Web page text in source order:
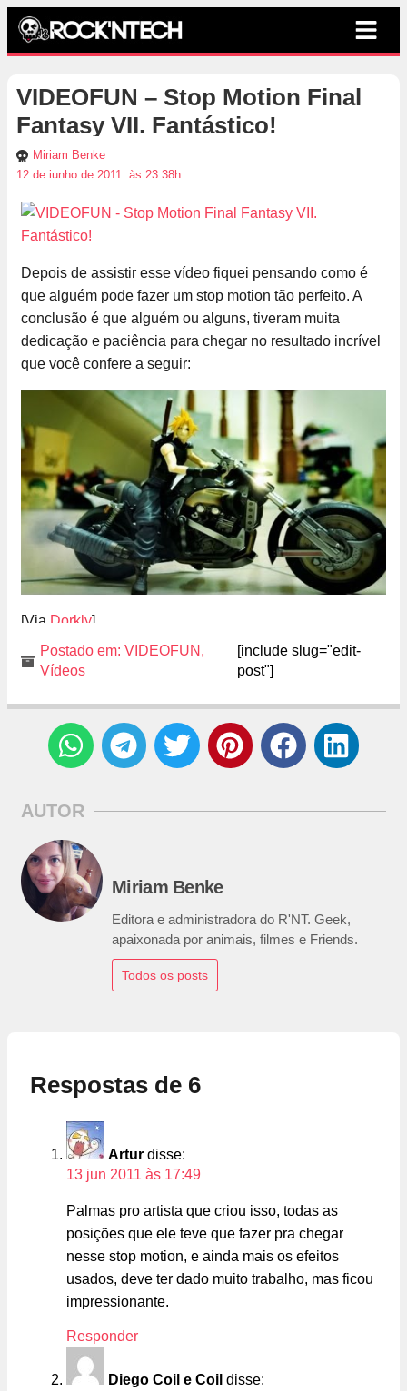
VIDEOFUN – Stop Motion Final
Fantasy VII. Fantástico!
Miriam Benke
12 de junho de 2011, às 23:38h
Depois de assistir esse vídeo fiquei pensando como é
que alguém pode fazer um stop motion tão perfeito. A
conclusão é que alguém ou alguns, tiveram muita
dedicação e paciência para chegar no resultado incrível
que você confere a seguir:
[Via Dorkly]
Postado em: VIDEOFUN ,
Vídeos
[include slug="edit-
post"]
AUTOR
Miriam Benke
Editora e administradora do R'NT. Geek,
apaixonada por animais, filmes e Friends.
Todos os posts
Respostas de 6
Artur disse:
13 jun 2011 às 17:49
Palmas pro artista que criou isso, todas as
posições que ele teve que fazer pra chegar
nesse stop motion, e ainda mais os efeitos
usados, deve ter dado muito trabalho, mas ficou
impressionante.
Responder
Diego Coil e Coil disse: